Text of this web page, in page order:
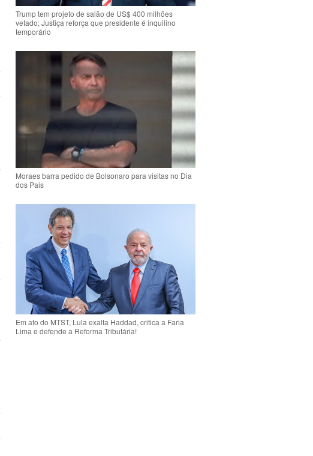
Trump tem projeto de salão de US$ 400 milhões
vetado; Justiça reforça que presidente é inquilino
temporário
Moraes barra pedido de Bolsonaro para visitas no Dia
dos Pais
Em ato do MTST, Lula exalta Haddad, critica a Faria
Lima e defende a Reforma Tributária!